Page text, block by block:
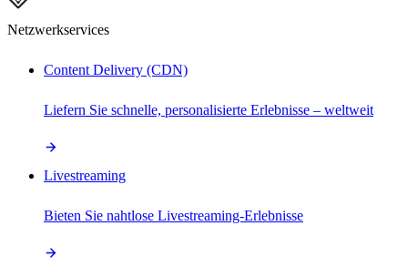
Netzwerkservices
Content Delivery (CDN)
Liefern Sie schnelle, personalisierte Erlebnisse – weltweit
Livestreaming
Bieten Sie nahtlose Livestreaming-Erlebnisse